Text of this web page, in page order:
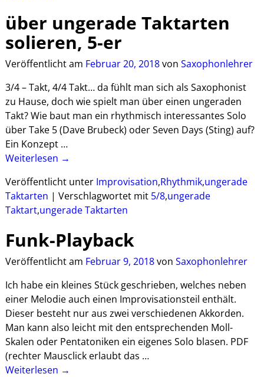
über ungerade Taktarten
solieren, 5-er
Veröffentlicht am Februar 20, 2018von Saxophonlehrer
3/4 – Takt, 4/4 Takt… da fühlt man sich als Saxophonist
zu Hause, doch wie spielt man über einen ungeraden
Takt? Wie baut man ein rhythmisch interessantes Solo
über Take 5 (Dave Brubeck) oder Seven Days (Sting) auf?
Ein Konzept …
Weiterlesen →
Veröffentlicht unter Improvisation,Rhythmik,ungerade
Taktarten | Verschlagwortet mit 5/8,ungerade
Taktart,ungerade Taktarten
Funk-Playback
Veröffentlicht am Februar 9, 2018von Saxophonlehrer
Ich habe ein kleines Stück geschrieben, welches neben
einer Melodie auch einen Improvisationsteil enthält.
Dieser besteht nur aus zwei verschiedenen Akkorden.
Man kann also leicht mit den entsprechenden Moll-
Skalen oder Pentatoniken ein eigenes Solo blasen. PDF
(rechter Mausclick erlaubt das …
Weiterlesen →